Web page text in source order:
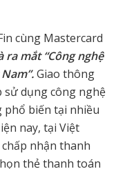
cùng Mastercard
ra mắt “Công nghệ
Giao thông
sử dụng công nghệ
phổ biến tại nhiều
nay, tại Việt
nhận thanh
thẻ thanh toán